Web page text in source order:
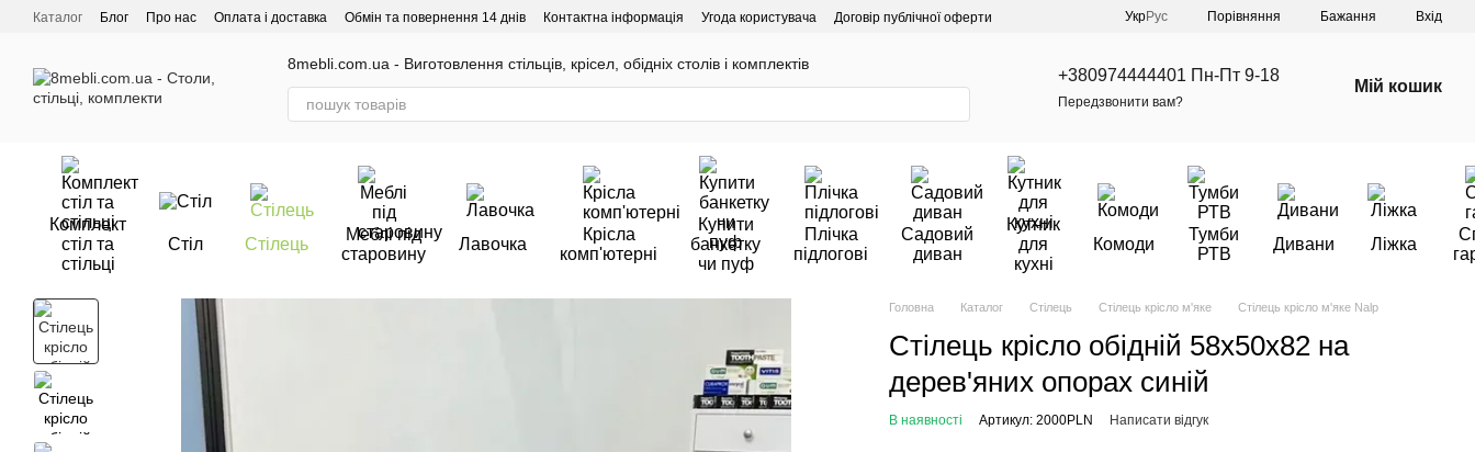
Перейти до основного контенту
Каталог Блог Про нас Оплата і доставка Обмін та повернення 14 днів Контактна інформація Угода користувача
Договір публічної оферти
УкрРус Порівняння Бажання Вхід
8mebli.com.ua - Виготовлення стільців, крісел, обідніх столів і комплектів
+380974444401 Пн-Пт 9-18
Передзвонити вам?
Мій кошик
Комплект
стіл та
стільці
Стіл Стілець
Меблі під
старовину
Лавочка
Крісла
комп'ютерні
Купити
банкетку
чи пуф
Плічка
підлогові
Садовий
диван
Кутник
для
кухні
Комоди
Тумби
РТВ
Дивани Ліжка
Головна Каталог Стілець Стілець крісло м'яке Стілець крісло м'яке Nalp
Стілець крісло обідній 58x50x82 на
дерев'яних опорах синій
В наявності Артикул: 2000PLN Написати відгук